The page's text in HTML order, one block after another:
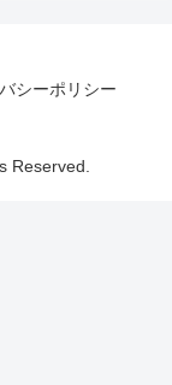
シーポリシー
Reserved.